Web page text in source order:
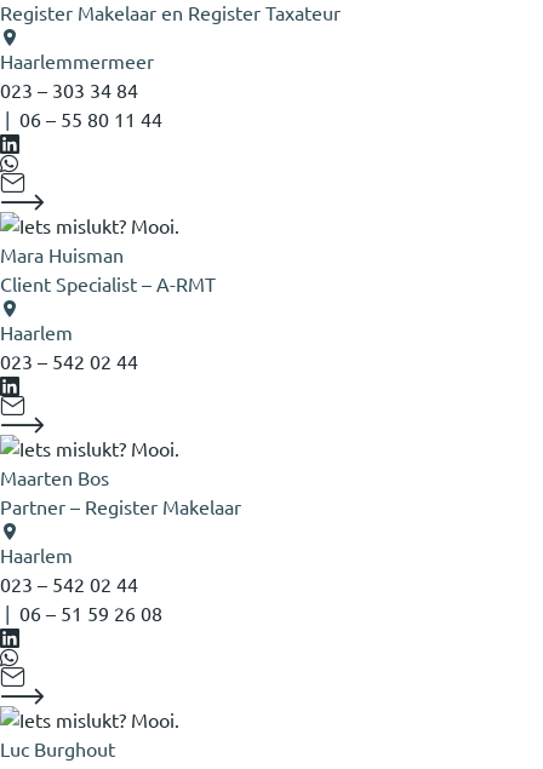
Register Makelaar en Register Taxateur
Haarlemmermeer
023 – 303 34 84
06 – 55 80 11 44
Mara Huisman
Client Specialist – A-RMT
Haarlem
023 – 542 02 44
Maarten Bos
Partner – Register Makelaar
Haarlem
023 – 542 02 44
06 – 51 59 26 08
Luc Burghout